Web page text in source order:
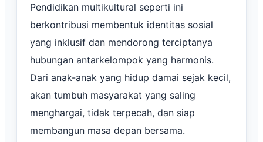
Pendidikan multikultural seperti ini
berkontribusi membentuk identitas sosial
yang inklusif dan mendorong terciptanya
hubungan antarkelompok yang harmonis.
Dari anak-anak yang hidup damai sejak kecil,
akan tumbuh masyarakat yang saling
menghargai, tidak terpecah, dan siap
membangun masa depan bersama.